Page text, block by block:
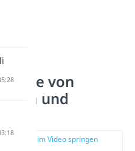
von
und
zur Stelle im Video springen